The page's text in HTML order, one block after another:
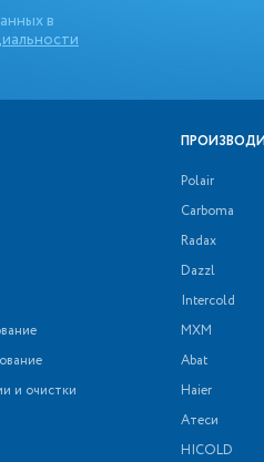
в
и очистки
Polair
Carboma
Radax
Dazzl
Intercold
МХМ
Abat
Haier
Атеси
HICOLD